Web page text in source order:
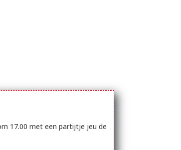
17.00 met een partijtje jeu de